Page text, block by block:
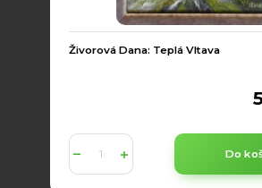
Živorová Dana: Teplá Vltava
Do